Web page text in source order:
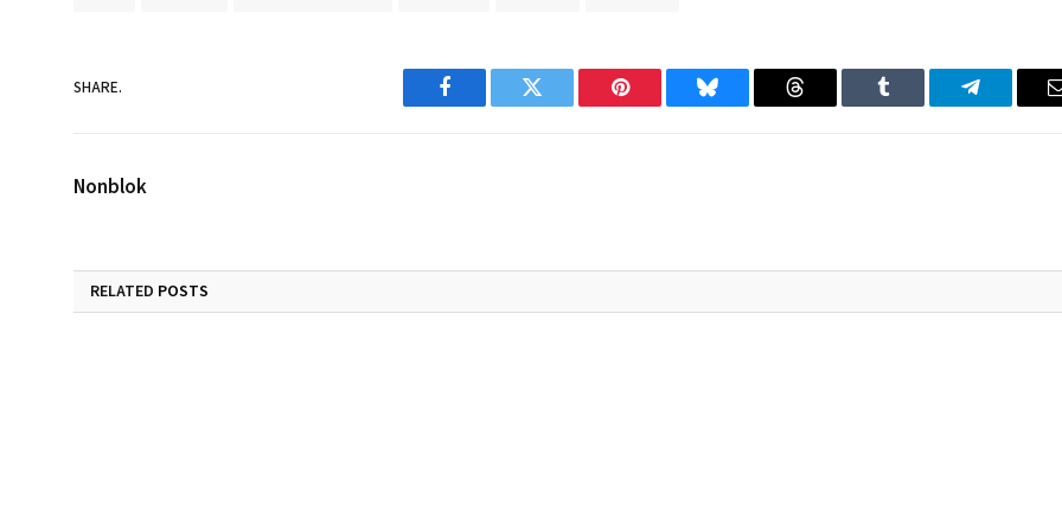
SHARE.
Facebook Twitter Pinterest Bluesky Threads Tumblr Telegram
Nonblok
RELATED POSTS